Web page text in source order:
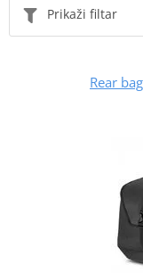
Prikaži filtar
Rear